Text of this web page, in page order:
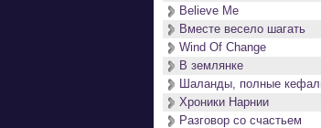
Believe Me
Вместе весело шагать
Wind Of Change
В землянке
Шаланды, полные
Хроники Нарнии
Разговор со счастьем